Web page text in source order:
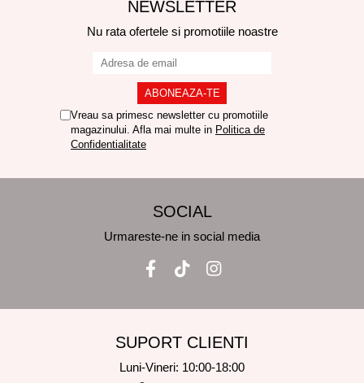
NEWSLETTER
Nu rata ofertele si promotiile noastre
Vreau sa primesc newsletter cu promotiile
magazinului. Afla mai multe in Politica de
Confidentialitate
SOCIAL
Urmareste-ne in social media
SUPORT CLIENTI
Luni-Vineri: 10:00-18:00